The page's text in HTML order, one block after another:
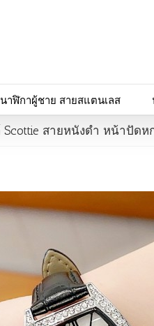
นาฬิกาผู้ชาย สายสแตนเลส
สายหนังดำ หน้าปัดห